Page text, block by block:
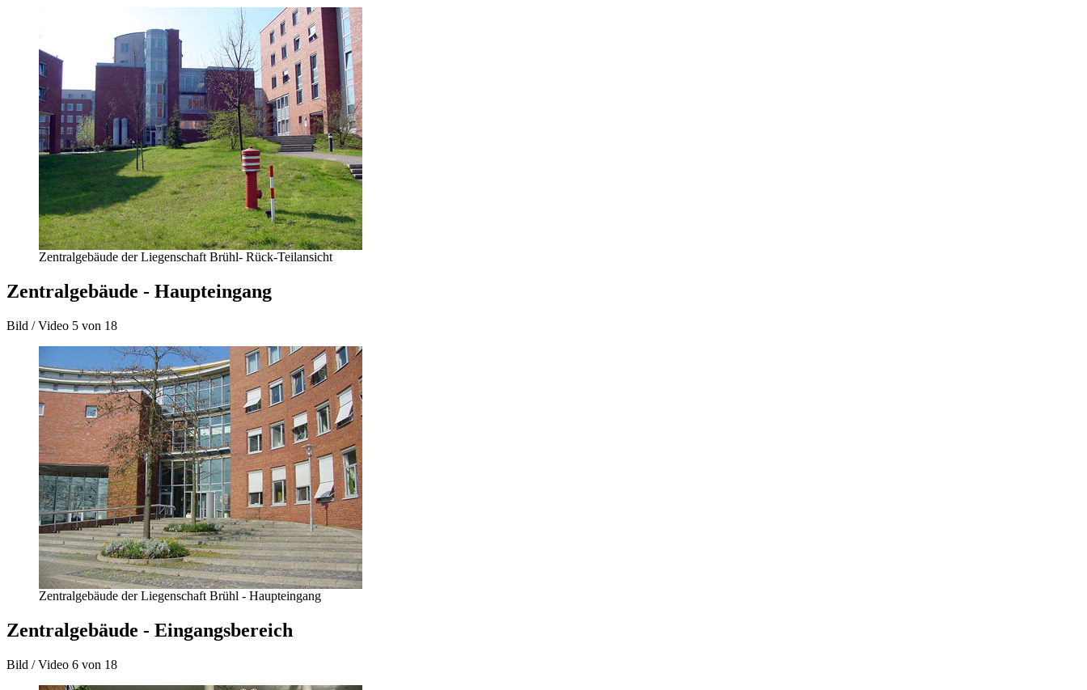
Zentralgebäude der Liegenschaft Brühl- Rück-Teilansicht
Zentralgebäude - Haupteingang
Bild / Video 5 von 18
Zentralgebäude der Liegenschaft Brühl - Haupteingang
Zentralgebäude - Eingangsbereich
Bild / Video 6 von 18